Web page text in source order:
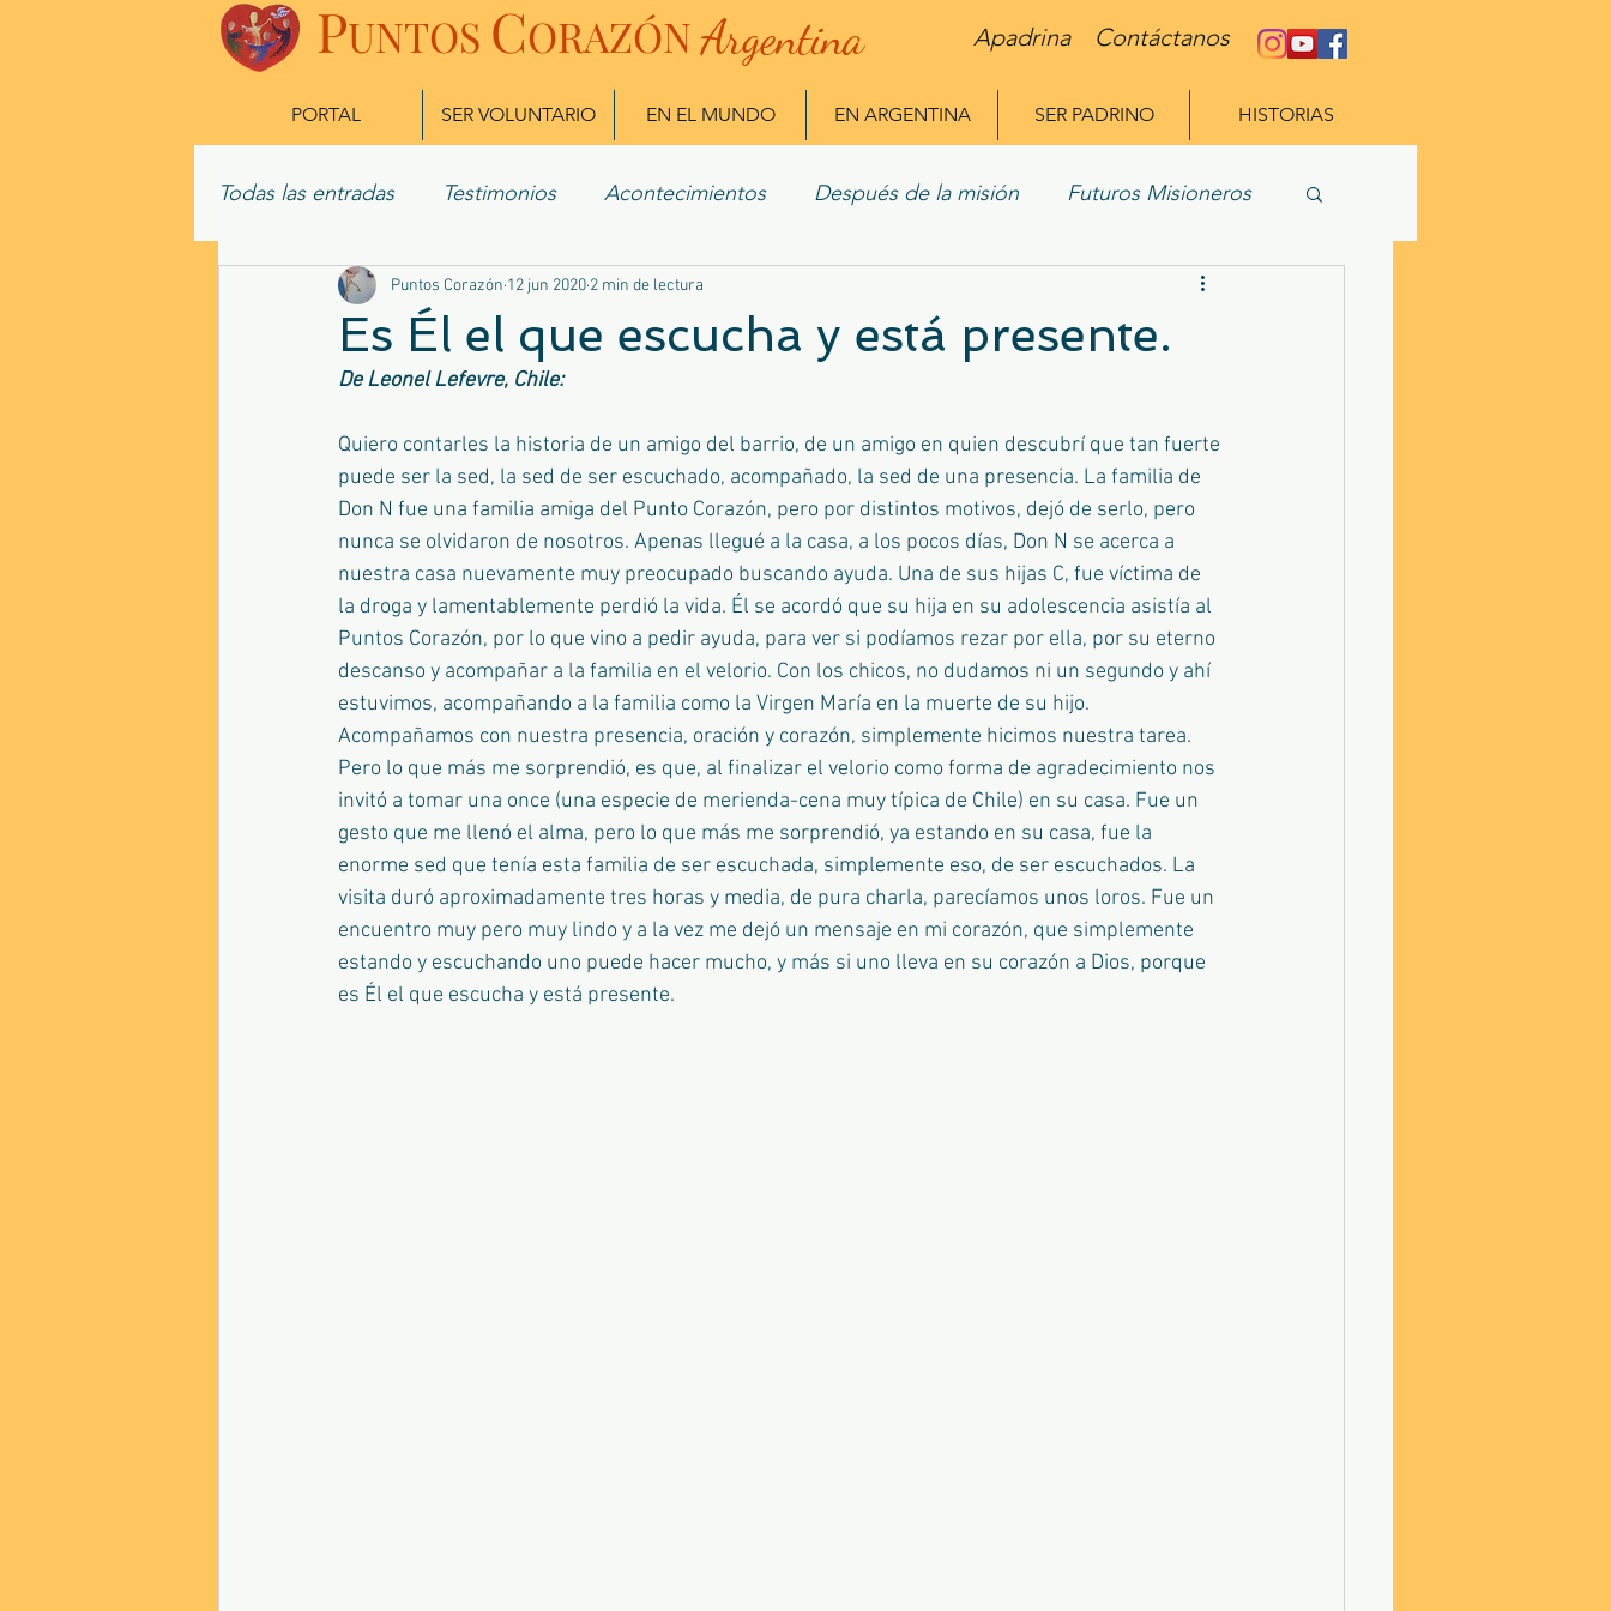
PUNTOS CORAZÓNArgentina Apadrina Contáctanos
PORTAL SER VOLUNTARIO EN EL MUNDO EN ARGENTINA SER PADRINO HISTORIAS
Todas las entradas Testimonios Acontecimientos Después de la misión Futuros Misioneros
Misioneros Actuales Ex Misioneros
Es Él el que escucha y está presente.
Puntos Corazón 12 jun 2020 2 min de lectura
De Leonel Lefevre, Chile:
Quiero contarles la historia de un amigo del barrio, de un amigo en quien descubrí que tan fuerte
puede ser la sed, la sed de ser escuchado, acompañado, la sed de una presencia. La familia de
Don N fue una familia amiga del Punto Corazón, pero por distintos motivos, dejó de serlo, pero
nunca se olvidaron de nosotros. Apenas llegué a la casa, a los pocos días, Don N se acerca a
nuestra casa nuevamente muy preocupado buscando ayuda. Una de sus hijas C, fue víctima de
la droga y lamentablemente perdió la vida. Él se acordó que su hija en su adolescencia asistía al
Puntos Corazón, por lo que vino a pedir ayuda, para ver si podíamos rezar por ella, por su eterno
descanso y acompañar a la familia en el velorio. Con los chicos, no dudamos ni un segundo y ahí
estuvimos, acompañando a la familia como la Virgen María en la muerte de su hijo.
Acompañamos con nuestra presencia, oración y corazón, simplemente hicimos nuestra tarea.
Pero lo que más me sorprendió, es que, al finalizar el velorio como forma de agradecimiento nos
invitó a tomar una once (una especie de merienda-cena muy típica de Chile) en su casa. Fue un
gesto que me llenó el alma, pero lo que más me sorprendió, ya estando en su casa, fue la
enorme sed que tenía esta familia de ser escuchada, simplemente eso, de ser escuchados. La
visita duró aproximadamente tres horas y media, de pura charla, parecíamos unos loros. Fue un
encuentro muy pero muy lindo y a la vez me dejó un mensaje en mi corazón, que simplemente
estando y escuchando uno puede hacer mucho, y más si uno lleva en su corazón a Dios, porque
es Él el que escucha y está presente.